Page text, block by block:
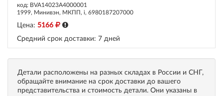
код: BVA14023A4000001
1999, Минивэн, МКПП, i, 6980187207000
Цена: 5166
Средний срок доставки: 7 дней
Детали расположены на разных складах в России и СНГ,
обращайте внимание на срок доставки до вашего
представительства и стоимость детали. Они указаны в